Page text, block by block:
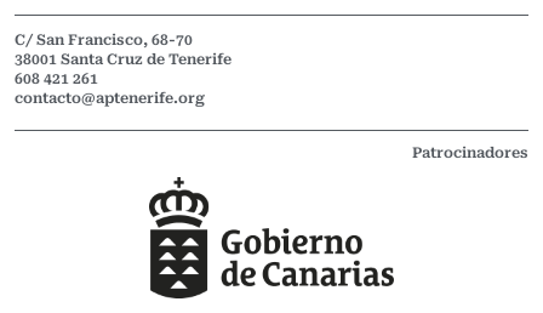
C/ San Francisco, 68-70
38001 Santa Cruz de Tenerife
608 421 261
contacto@aptenerife.org
Patrocinadores